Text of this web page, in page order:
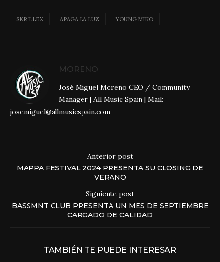
SKRILLEX APAGA LA LUZ YOUNG MIKO
MORENO
José Miguel Moreno CEO / Community
Manager | All Music Spain | Mail:
josemiguel@allmusicspain.com
Anterior post
MAPPA FESTIVAL 2024 PRESENTA SU CLOSING DE
VERANO
Siguiente post
BASSMNT CLUB PRESENTA UN MES DE SEPTIEMBRE
CARGADO DE CALIDAD
TAMBIÉN TE PUEDE INTERESAR